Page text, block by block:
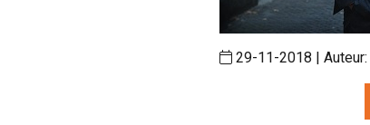
29-11-2018 | Auteur: